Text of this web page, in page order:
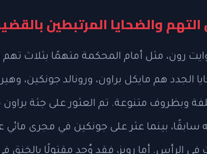
والضحايا المرتبطين
رون، مثل أمام المحكمة متهمًا بثلاث
الجدد هم مايكل براون، ورونالد جونكين،
وبظروف متنوعة. تم العثور على جثة
الرأس. أما رويز، فقد وُجد مقتولًا بالخنق في